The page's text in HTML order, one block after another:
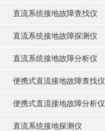
直流系统接地故障查找仪
直流系统接地故障探测仪
直流系统接地故障分析仪
便携式直流接地故障查找仪
便携式直流接地故障分析仪
直流系统接地探测仪